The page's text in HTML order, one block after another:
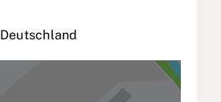
Deutschland